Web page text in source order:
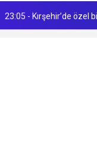
23:05 - Kırşehir’de özel
00:24 - ÖZGÜR ÖZEL'İN